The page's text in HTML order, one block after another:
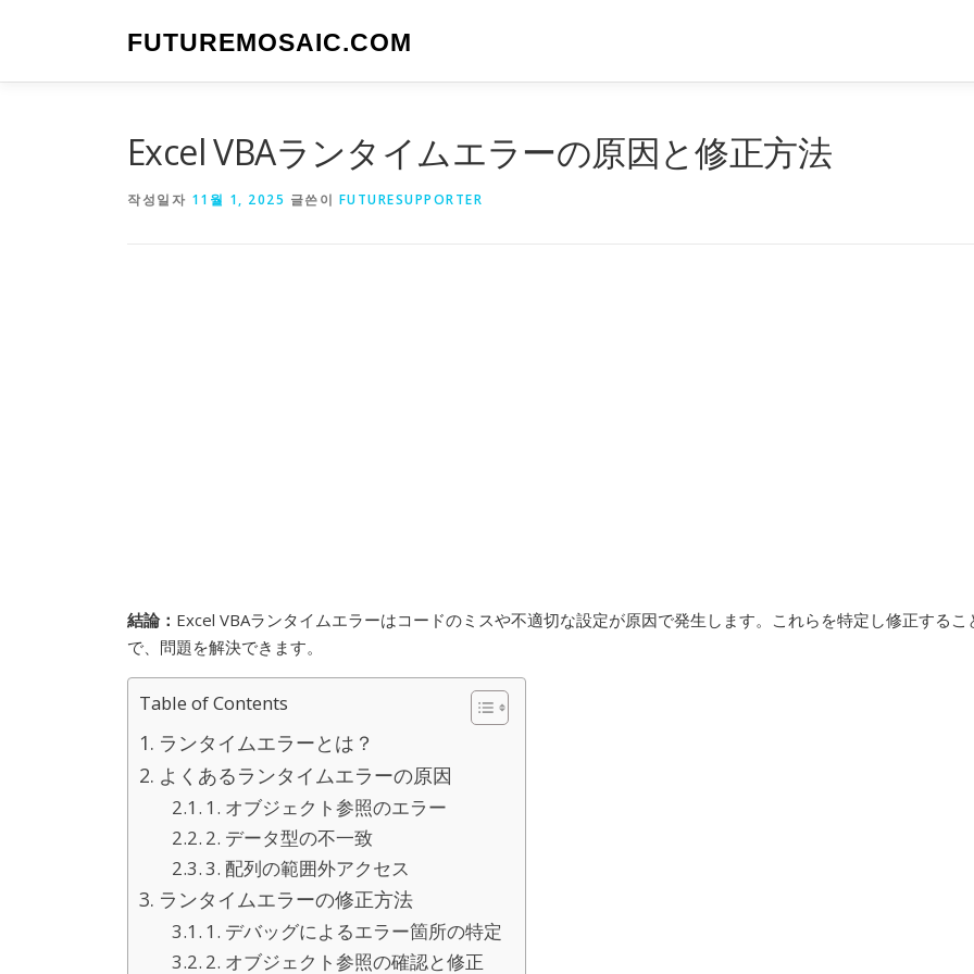
로
FUTUREMOSAIC.COM
Excel VBAランタイムエラーの原因と修正方法
작성일자 11월 1, 2025 글쓴이 FUTURESUPPORTER
結論： Excel VBAランタイムエラーはコードのミスや不適切な設定が原因で発生します。これらを特定し修正するこ
で、問題を解決できます。
Table of Contents
ランタイムエラーとは？
よくあるランタイムエラーの原因
1. オブジェクト参照のエラー
2. データ型の不一致
3. 配列の範囲外アクセス
ランタイムエラーの修正方法
1. デバッグによるエラー箇所の特定
2. オブジェクト参照の確認と修正